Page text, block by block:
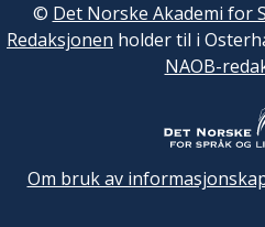
© Det Norske Akademi for
Redaksjonen holder til i
NAOB-
Om bruk av